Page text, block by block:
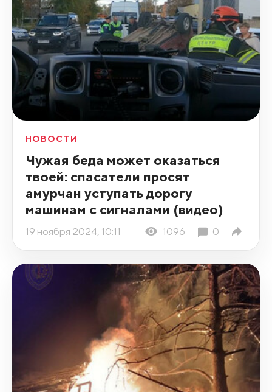
НОВОСТИ
Чужая беда может оказаться
твоей: спасатели просят
амурчан уступать дорогу
машинам с сигналами (видео)
19 ноября 2024, 10:11 1096 0